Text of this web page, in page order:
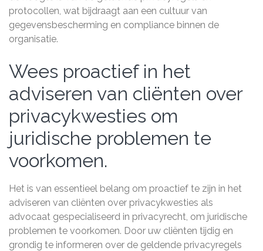
protocollen, wat bijdraagt aan een cultuur van
gegevensbescherming en compliance binnen de
organisatie.
Wees proactief in het
adviseren van cliënten over
privacykwesties om
juridische problemen te
voorkomen.
Het is van essentieel belang om proactief te zijn in het
adviseren van cliënten over privacykwesties als
advocaat gespecialiseerd in privacyrecht, om juridische
problemen te voorkomen. Door uw cliënten tijdig en
grondig te informeren over de geldende privacyregels